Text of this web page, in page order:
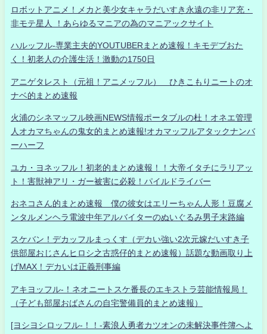
ロボットアニメ！メカと美少女キャラだいすき永遠の非リア充・
非モテ星人 ！あらゆるマニアの為のマニアックサイト
ハルッフル-専業主夫的YOUTUBERまとめ速報！キモデブおた
く！初老人の介護生活！激動の1750日
アニゲタレスト（元祖！アニメッフル） ひきこもりニートのオ
ナベ的まとめ速報
火浦のシネマッフル映画NEWS情報ポータブルの杜！オネエ管理
人オカマちゃんの鬼女的まとめ速報!オカマッフルアタックナンバ
ーハーフ
ユカ・ヨネッフル！初老的まとめ速報！！大帝イタチにラリアッ
ト！害獣神アリ・ガー被害に必殺！パイルドライバー
おネコさん的まとめ速報 僕の彼女はエリーちゃん人形！豆腐メ
ンタルメンヘラ電波中年アルバイターのぬいぐるみ男子末路編
スケバン！デカッフルまっくす（デカい強い2次元嫁だいすき子
供部屋おじさんヒロシ之古惑仔的まとめ速報）話題な動画取り上
げMAX！デカいは正義刑事編
アキヨッフル-！ネオニートスケ番長のエキストラ芸能情報局！
（子ども部屋おばさんの自宅警備員的まとめ速報）
[ヨシヨシロッフル-！！-素浪人勇者カツオンの未解決事件簿へよ